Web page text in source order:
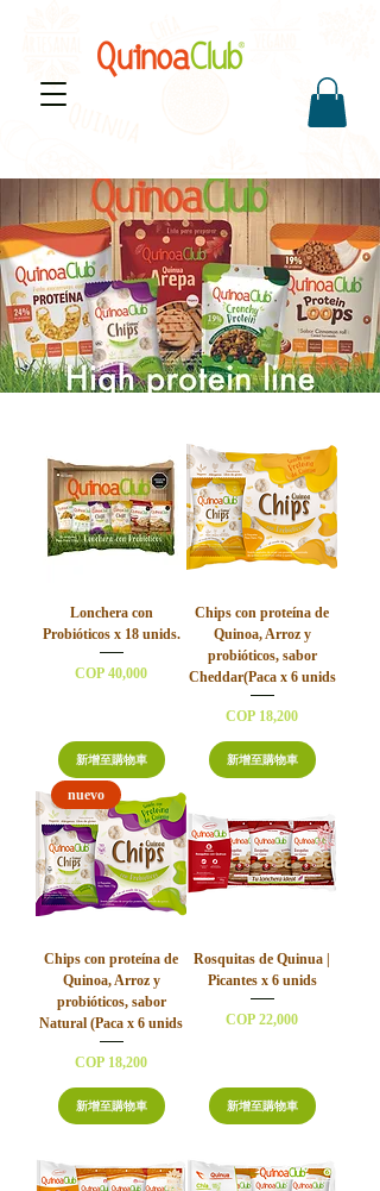
Lonchera con
Probióticos x 18 unids.
價格
COP 40,000
新增至購物車
Chips con proteína de
Quinoa, Arroz y
probióticos, sabor
Cheddar(Paca x 6 unids
價格
COP 18,200
新增至購物車
nuevo
Chips con proteína de
Quinoa, Arroz y
probióticos, sabor
Natural (Paca x 6 unids
價格
COP 18,200
新增至購物車
Rosquitas de Quinua |
Picantes x 6 unids
價格
COP 22,000
新增至購物車